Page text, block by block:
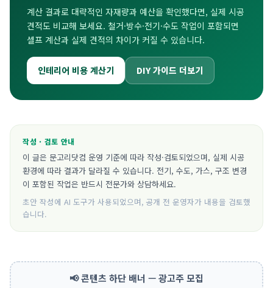
계산 결과로 대략적인 자재량과 예산을 확인했다면, 실제 시공
견적도 비교해 보세요. 철거·방수·전기·수도 작업이 포함되면
셀프 계산과 실제 견적의 차이가 커질 수 있습니다.
인테리어 비용 계산기 DIY 가이드 더보기
작성 · 검토 안내
이 글은 문고리닷컴 운영 기준에 따라 작성·검토되었으며, 실제 시공
환경에 따라 결과가 달라질 수 있습니다. 전기, 수도, 가스, 구조 변경
이 포함된 작업은 반드시 전문가와 상담하세요.
초안 작성에 AI 도구가 사용되었으며, 공개 전 운영자가 내용을 검토했
습니다.
📢 콘텐츠 하단 배너 — 광고주 모집